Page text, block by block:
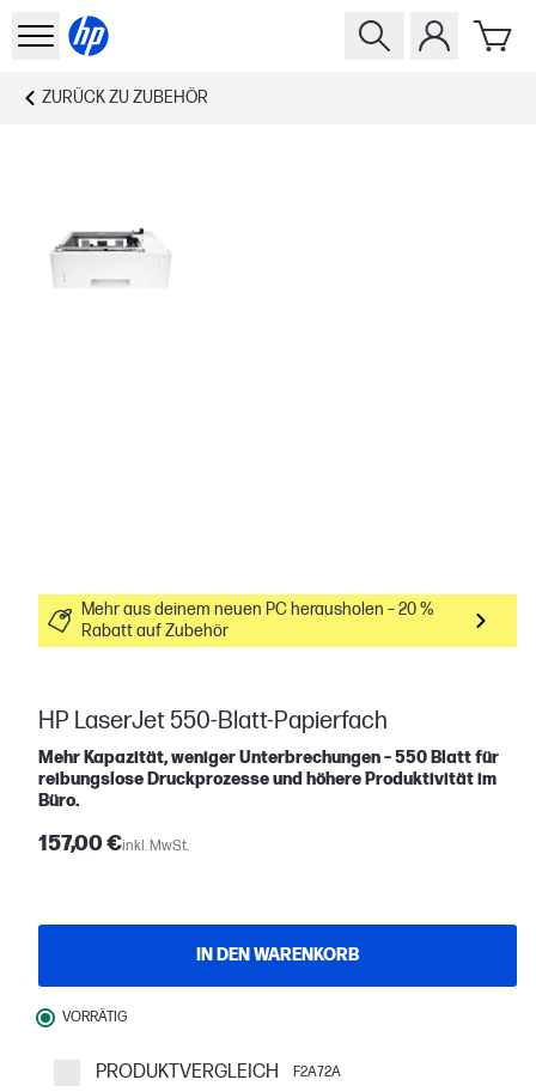
ZURÜCK ZU ZUBEHÖR
Mehr aus deinem neuen PC herausholen – 20 %
Rabatt auf Zubehör
HP LaserJet 550-Blatt-Papierfach
Mehr Kapazität, weniger Unterbrechungen – 550 Blatt für
reibungslose Druckprozesse und höhere Produktivität im
Büro.
157,00 €inkl. MwSt.
IN DEN WARENKORB
VORRÄTIG
PRODUKTVERGLEICH F2A72A